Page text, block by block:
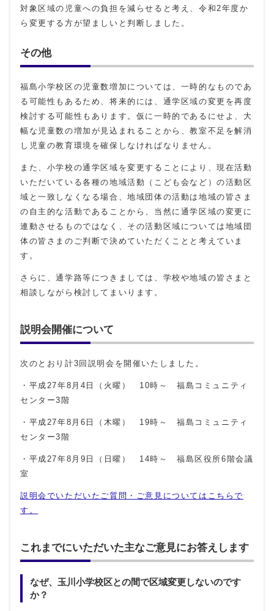
対象区域の児童への負担を減らせると考え、令和2年度か
ら変更する方が望ましいと判断しました。
その他
福島小学校区の児童数増加については、一時的なものであ
る可能性もあるため、将来的には、通学区域の変更を再度
検討する可能性もあります。仮に一時的であるにせよ、大
幅な児童数の増加が見込まれることから、教室不足を解消
し児童の教育環境を確保しなければなりません。
また、小学校の通学区域を変更することにより、現在活動
いただいている各種の地域活動（こども会など）の活動区
域と一致しなくなる場合、地域団体の活動は地域の皆さま
の自主的な活動であることから、当然に通学区域の変更に
連動させるものではなく、その活動区域については地域団
体の皆さまのご判断で決めていただくことと考えていま
す。
さらに、通学路等につきましては、学校や地域の皆さまと
相談しながら検討してまいります。
説明会開催について
次のとおり計3回説明会を開催いたしました。
・平成27年8月4日（火曜） 10時～ 福島コミュニティ
センター3階
・平成27年8月6日（木曜） 19時～ 福島コミュニティ
センター3階
・平成27年8月9日（日曜） 14時～ 福島区役所6階会議
室
説明会でいただいたご質問・ご意見についてはこちらで
す。
これまでにいただいた主なご意見にお答えします
なぜ、玉川小学校区との間で区域変更しないのです
か？